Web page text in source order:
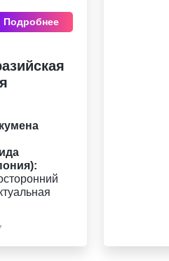
Подробнее